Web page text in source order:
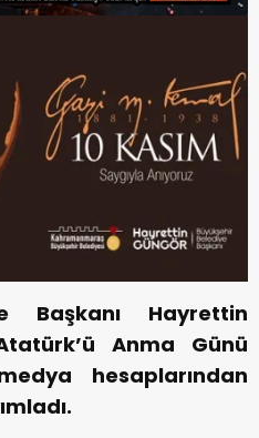
Başkanı Hayrettin
Anma Günü
hesaplarından